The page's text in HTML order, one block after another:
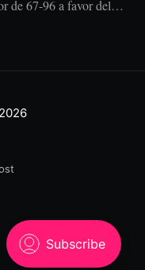
de 67-96 a favor del
durante la primera
del descanso, el